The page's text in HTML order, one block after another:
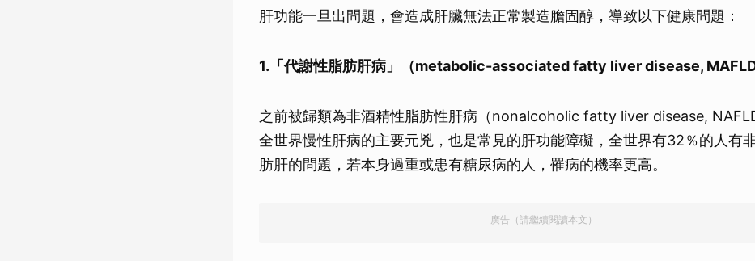
肝功能一旦出問題，會造成肝臟無法正常製造膽固醇，導致以下健康問題：
1.「代謝性脂肪肝病」（metabolic-associated fatty liver disease, MAFLD
之前被歸類為非酒精性脂肪性肝病（nonalcoholic fatty liver disease,
全世界慢性肝病的主要元兇，也是常見的肝功能障礙，全世界有32％的人有
肪肝的問題，若本身過重或患有糖尿病的人，罹病的機率更高。
廣告（請繼續閱讀本文）